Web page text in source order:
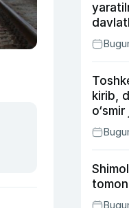
boriladi
kirib,